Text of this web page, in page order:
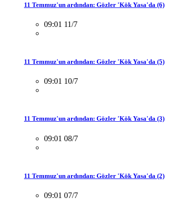
11 Temmuz'un ardından: Gözler 'Kök Yasa'da (6)
09:01 11/7
11 Temmuz'un ardından: Gözler 'Kök Yasa'da (5)
09:01 10/7
11 Temmuz'un ardından: Gözler 'Kök Yasa'da (3)
09:01 08/7
11 Temmuz'un ardından: Gözler 'Kök Yasa'da (2)
09:01 07/7